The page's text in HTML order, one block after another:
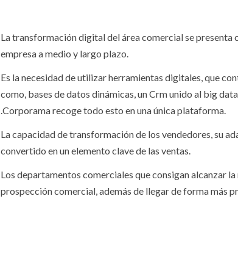
La transformación digital del área comercial se presenta
empresa a medio y largo plazo.
Es la necesidad de utilizar herramientas digitales, que
como, bases de datos dinámicas, un Crm unido al big
.Corporama recoge todo esto en una única plataforma.
La capacidad de transformación de los vendedores, su
convertido en un elemento clave de las ventas.
Los departamentos comerciales que consigan alcanzar
prospección comercial, además de llegar de forma más